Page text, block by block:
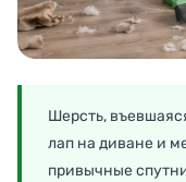
Шерсть,
лап на диване и
привычные